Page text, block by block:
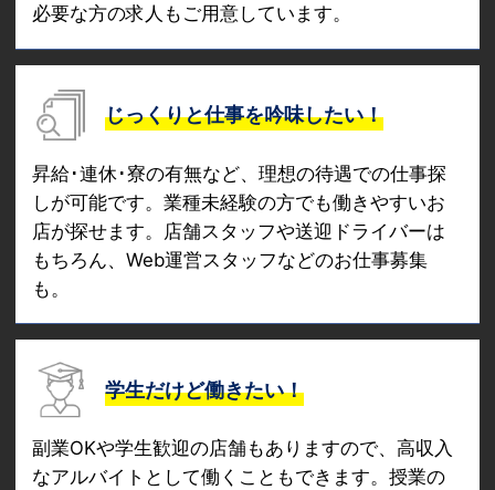
必要な方の求人もご用意しています。
じっくりと仕事を吟味したい！
昇給･連休･寮の有無など、理想の待遇での仕事探
しが可能です。業種未経験の方でも働きやすいお
店が探せます。店舗スタッフや送迎ドライバーは
もちろん、Web運営スタッフなどのお仕事募集
も。
学生だけど働きたい！
副業OKや学生歓迎の店舗もありますので、高収入
なアルバイトとして働くこともできます。授業の